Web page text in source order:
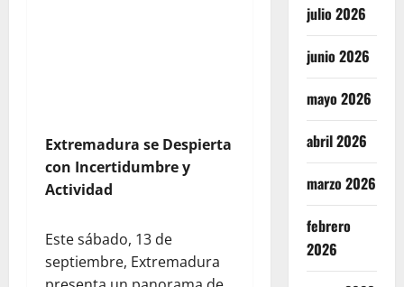
Extremadura se Despierta
con Incertidumbre y
Actividad
Este sábado, 13 de
septiembre, Extremadura
julio 2026
junio 2026
mayo 2026
abril 2026
marzo 2026
febrero
2026